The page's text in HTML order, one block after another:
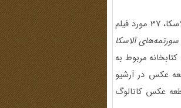
با 3848 عکس از بایگانی دیجیتال آلاسکا، 37 مورد فیلم
آلاسکا
و 761 قطعه عکس کاتالوگ کتابخانه مربوط به
قطعه عکس در آرشیو
مصاحبه دیگر در مجموعه تاریخ شفاهی، 82 فیلم کوتاه و 5769 قطعه عکس کاتالوگ